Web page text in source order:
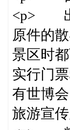
<p> 出
原件的
景区时
实行门
有世博
旅游宣